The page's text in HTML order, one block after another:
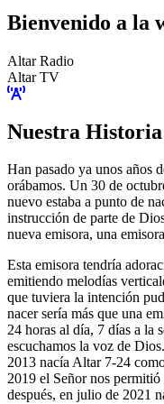
Bienvenido a la
Altar Radio
Altar TV
Nuestra Historia
Han pasado ya unos años
orábamos. Un 30 de
nuevo estaba a punto de
instrucción de parte de
nueva emisora, una
Esta emisora tendría
emitiendo melodías
que tuviera la intención
nacer sería más que una
24 horas al día, 7 días a la
escuchamos la voz de
2013 nacía Altar 7-24
2019 el Señor nos
después, en julio de 2021